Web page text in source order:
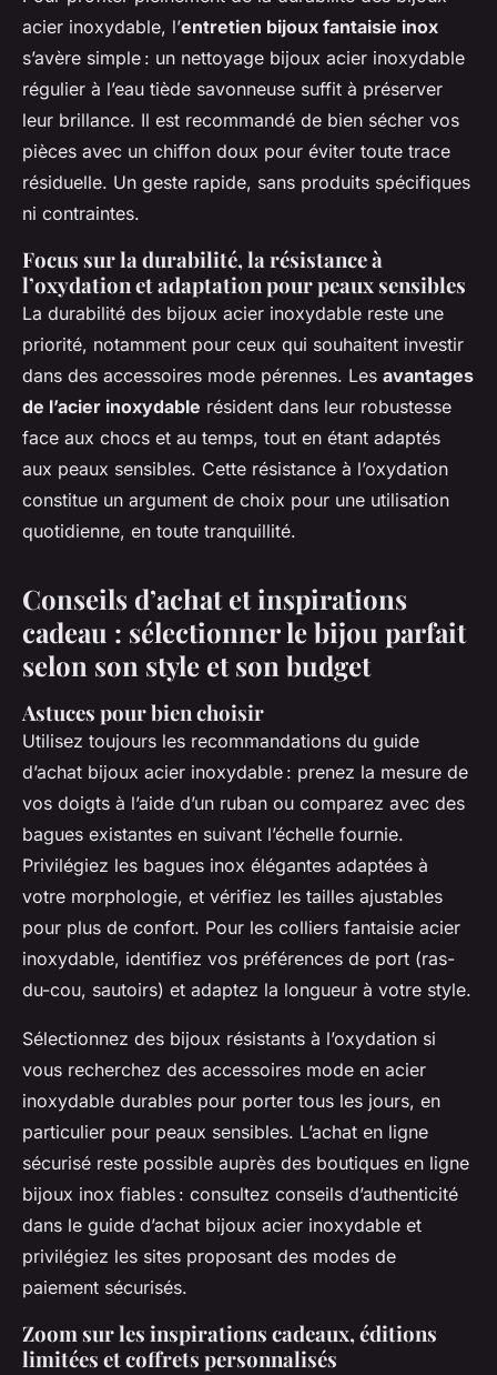
acier inoxydable, l’entretien bijoux fantaisie inox
s’avère simple : un nettoyage bijoux acier inoxydable
régulier à l’eau tiède savonneuse suffit à préserver
leur brillance. Il est recommandé de bien sécher vos
pièces avec un chiffon doux pour éviter toute trace
résiduelle. Un geste rapide, sans produits spécifiques
ni contraintes.
Focus sur la durabilité, la résistance à
l’oxydation et adaptation pour peaux sensibles
La durabilité des bijoux acier inoxydable reste une
priorité, notamment pour ceux qui souhaitent investir
dans des accessoires mode pérennes. Les avantages
de l’acier inoxydable résident dans leur robustesse
face aux chocs et au temps, tout en étant adaptés
aux peaux sensibles. Cette résistance à l’oxydation
constitue un argument de choix pour une utilisation
quotidienne, en toute tranquillité.
Conseils d’achat et inspirations
cadeau : sélectionner le bijou parfait
selon son style et son budget
Astuces pour bien choisir
Utilisez toujours les recommandations du guide
d’achat bijoux acier inoxydable : prenez la mesure de
vos doigts à l’aide d’un ruban ou comparez avec des
bagues existantes en suivant l’échelle fournie.
Privilégiez les bagues inox élégantes adaptées à
votre morphologie, et vérifiez les tailles ajustables
pour plus de confort. Pour les colliers fantaisie acier
inoxydable, identifiez vos préférences de port (ras-
du-cou, sautoirs) et adaptez la longueur à votre style.
Sélectionnez des bijoux résistants à l’oxydation si
vous recherchez des accessoires mode en acier
inoxydable durables pour porter tous les jours, en
particulier pour peaux sensibles. L’achat en ligne
sécurisé reste possible auprès des boutiques en ligne
bijoux inox fiables : consultez conseils d’authenticité
dans le guide d’achat bijoux acier inoxydable et
privilégiez les sites proposant des modes de
paiement sécurisés.
Zoom sur les inspirations cadeaux, éditions
limitées et coffrets personnalisés